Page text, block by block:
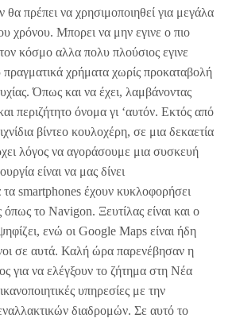
πρέπει να χρησιμοποιηθεί για μεγάλα
χρόνου. Μπορει να μην εγινε ο πιο
κόσμο αλλα πολυ πλούσιος εγινε
χρήματα χωρίς προκαταβολή
Όπως και να έχει, λαμβάνοντας
περιζήτητο όνομα γι ‘αυτόν. Εκτός από
βίντεο κουλοχέρη, σε μια δεκαετία
λόγος να αγοράσουμε μια συσκευή
είναι να μας δίνει
smartphones έχουν κυκλοφορήσει
το Navigon. Ξευτίλας είναι και ο
ενώ οι Google Maps είναι ήδη
σε αυτά. Καλή ώρα παρενέβησαν η
για να ελέγξουν το ζήτημα στη Νέα
υπηρεσίες με την
διαδρομών. Σε αυτό το